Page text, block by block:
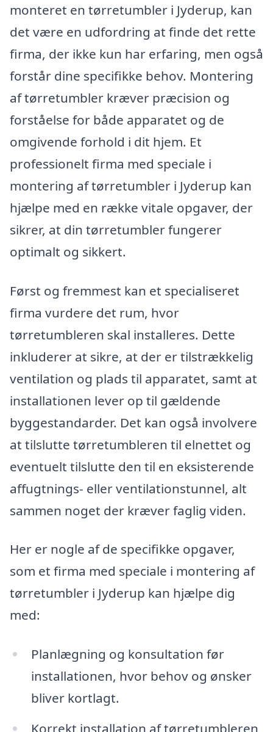
monteret en tørretumbler i Jyderup, kan
det være en udfordring at finde det rette
firma, der ikke kun har erfaring, men også
forstår dine specifikke behov. Montering
af tørretumbler kræver præcision og
forståelse for både apparatet og de
omgivende forhold i dit hjem. Et
professionelt firma med speciale i
montering af tørretumbler i Jyderup kan
hjælpe med en række vitale opgaver, der
sikrer, at din tørretumbler fungerer
optimalt og sikkert.
Først og fremmest kan et specialiseret
firma vurdere det rum, hvor
tørretumbleren skal installeres. Dette
inkluderer at sikre, at der er tilstrækkelig
ventilation og plads til apparatet, samt at
installationen lever op til gældende
byggestandarder. Det kan også involvere
at tilslutte tørretumbleren til elnettet og
eventuelt tilslutte den til en eksisterende
affugtnings- eller ventilationstunnel, alt
sammen noget der kræver faglig viden.
Her er nogle af de specifikke opgaver,
som et firma med speciale i montering af
tørretumbler i Jyderup kan hjælpe dig
med:
Planlægning og konsultation før
installationen, hvor behov og ønsker
bliver kortlagt.
Korrekt installation af tørretumbleren,